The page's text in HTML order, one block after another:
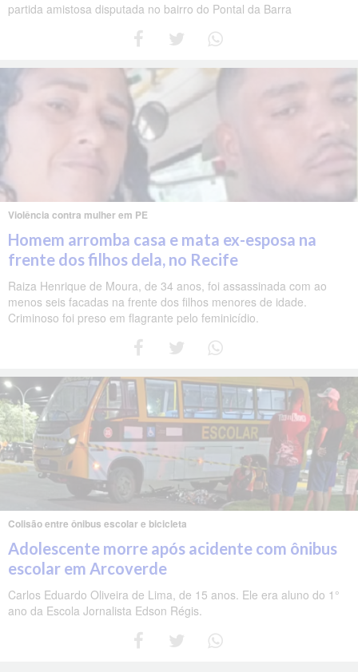
partida amistosa disputada no bairro do Pontal da Barra
Violência contra mulher em PE
Homem arromba casa e mata ex-esposa na
frente dos filhos dela, no Recife
Raiza Henrique de Moura, de 34 anos, foi assassinada com ao
menos seis facadas na frente dos filhos menores de idade.
Criminoso foi preso em flagrante pelo feminicídio.
Colisão entre ônibus escolar e bicicleta
Adolescente morre após acidente com ônibus
escolar em Arcoverde
Carlos Eduardo Oliveira de Lima, de 15 anos. Ele era aluno do 1°
ano da Escola Jornalista Edson Régis.